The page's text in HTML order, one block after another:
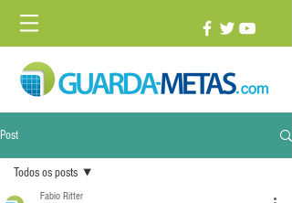
Post
Todos os posts
Fabio Ritter